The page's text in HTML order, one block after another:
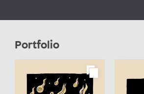
Portfolio